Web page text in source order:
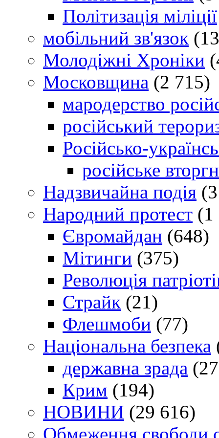
Політизація міліції
мобільний зв'язок
Молодіжні Хроніки
Московщина (2 715)
мародерство
російський
Російсько-
російське
Надзвичайна подія
Народний протест (1
Євромайдан (648)
Мітинги (375)
Революція
Страйк (21)
Флешмоби (77)
Національна безпека
державна зрада
Крим (194)
НОВИНИ (29 616)
Обмеження свободи